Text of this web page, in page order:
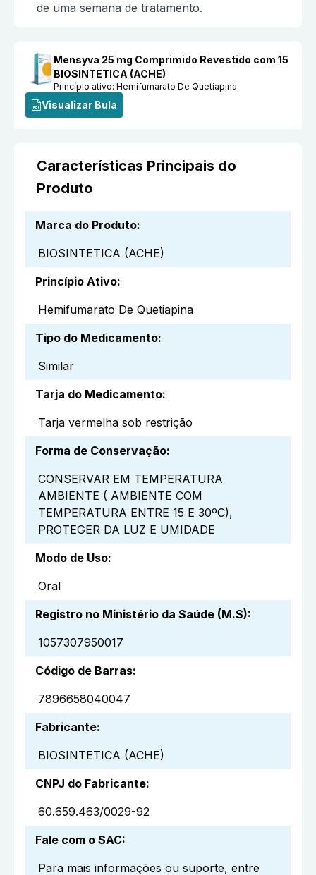
de uma semana de tratamento.
Mensyva 25 mg Comprimido Revestido com 15
BIOSINTETICA (ACHE)
Princípio ativo:Hemifumarato De Quetiapina
Visualizar Bula
Características Principais do
Produto
Marca do Produto:
BIOSINTETICA (ACHE)
Princípio Ativo:
Hemifumarato De Quetiapina
Tipo do Medicamento:
Similar
Tarja do Medicamento:
Tarja vermelha sob restrição
Forma de Conservação:
CONSERVAR EM TEMPERATURA
AMBIENTE ( AMBIENTE COM
TEMPERATURA ENTRE 15 E 30ºC),
PROTEGER DA LUZ E UMIDADE
Modo de Uso:
Oral
Registro no Ministério da Saúde (M.S):
1057307950017
Código de Barras:
7896658040047
Fabricante:
BIOSINTETICA (ACHE)
CNPJ do Fabricante:
60.659.463/0029-92
Fale com o SAC:
Para mais informações ou suporte, entre